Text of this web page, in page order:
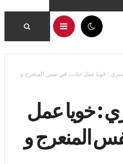
: خويا عمل حادث في نفس المنعرج و
: خويا عمل
المنعرج و